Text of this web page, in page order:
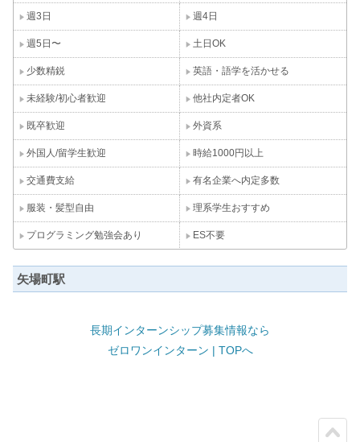
週3日 週4日
週5日〜 土日OK
少数精鋭 英語・語学を活かせる
未経験/初心者歓迎 他社内定者OK
既卒歓迎 外資系
外国人/留学生歓迎 時給1000円以上
交通費支給 有名企業へ内定多数
服装・髪型自由 理系学生おすすめ
プログラミング勉強会あり ES不要
矢場町駅
長期インターンシップ募集情報なら
ゼロワンインターン | TOPへ